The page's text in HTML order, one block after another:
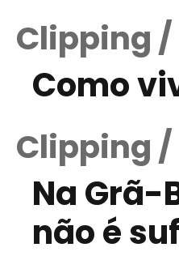
Clipping /
Como
Clipping /
Na Grã-
não é